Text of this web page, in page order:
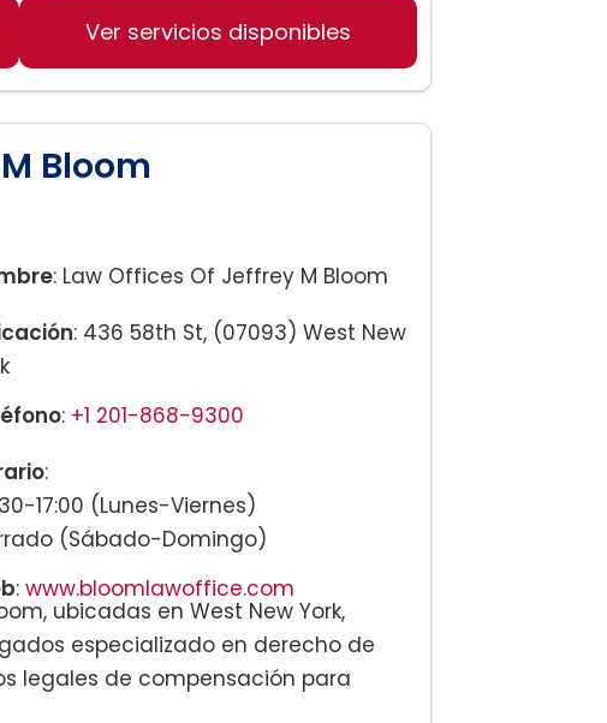
Neto
Ver servicios disponibles
Bloom
: Law Offices Of Jeffrey M Bloom
: 436 58th St, (07093) West New
: +1 201-868-9300
:
17:00 (Lunes-Viernes)
(Sábado-Domingo)
: www.bloomlawoffice.com
ubicadas en West New York,
especializado en derecho de
legales de compensación para